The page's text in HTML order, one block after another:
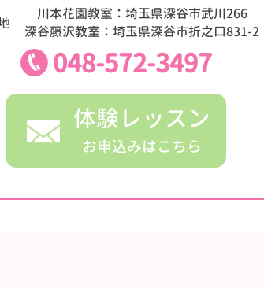
川本花園教室：埼玉県深谷市武川266
深谷藤沢教室：埼玉県深谷市折之口831-2
048-572-3497
体験レッスン
お申込みはこちら